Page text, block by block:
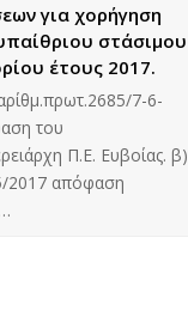
για χορήγηση
στάσιμου
έτους 2017.
7-6-
του
Π.Ε. Ευβοίας. β)
2017 απόφαση